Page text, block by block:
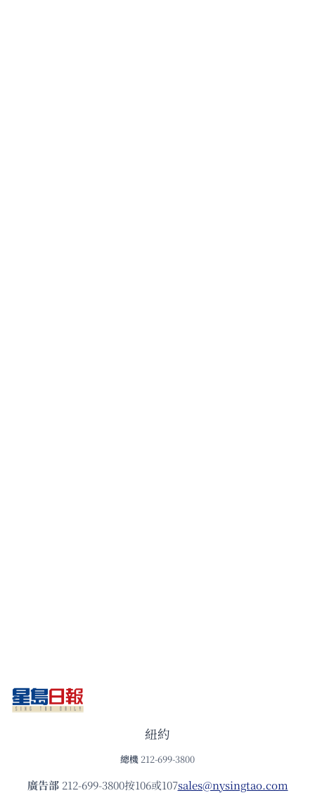
紐約
總機 212-699-3800
廣告部212-699-3800按106或107sales@nysingtao.com